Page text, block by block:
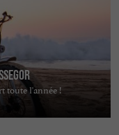
toute l'année !